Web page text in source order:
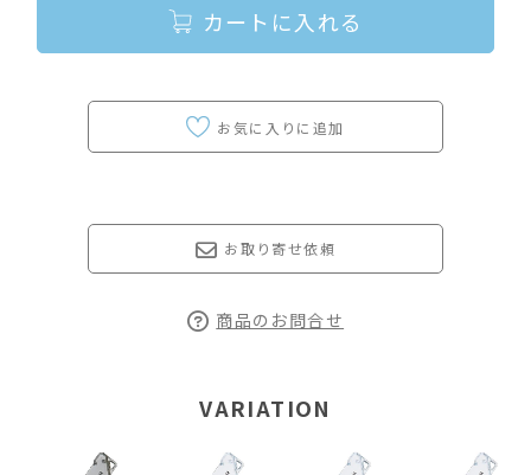
カートに入れる
お取り寄せ依頼
商品のお問合せ
VARIATION